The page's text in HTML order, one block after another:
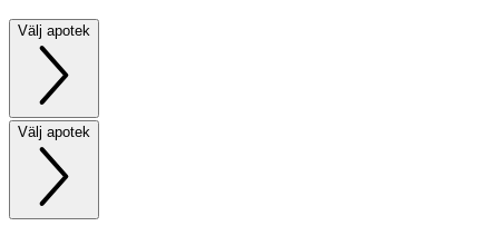
Välj apotek
Välj apotek